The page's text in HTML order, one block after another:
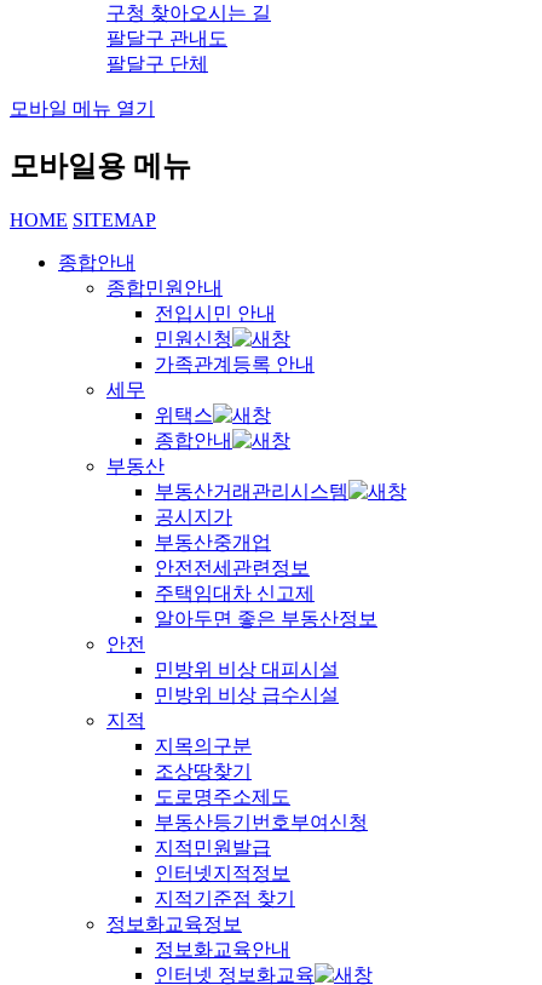
구청 찾아오시는 길
팔달구 관내도
팔달구 단체
모바일 메뉴 열기
모바일용 메뉴
HOME SITEMAP
종합안내
종합민원안내
전입시민 안내
민원신청
가족관계등록 안내
세무
위택스
종합안내
부동산
부동산거래관리시스템
공시지가
부동산중개업
안전전세관련정보
주택임대차 신고제
알아두면 좋은 부동산정보
안전
민방위 비상 대피시설
민방위 비상 급수시설
지적
지목의구분
조상땅찾기
도로명주소제도
부동산등기번호부여신청
지적민원발급
인터넷지적정보
지적기준점 찾기
정보화교육정보
정보화교육안내
인터넷 정보화교육